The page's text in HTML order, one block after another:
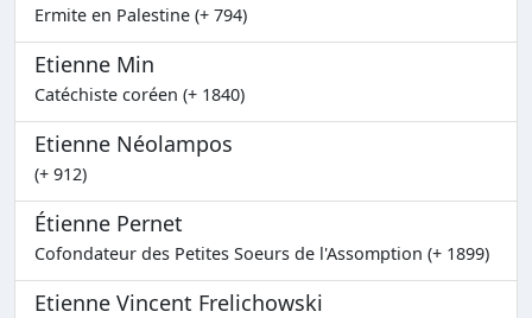
Ermite en Palestine (+ 794)
Etienne Min
Catéchiste coréen (+ 1840)
Etienne Néolampos
(+ 912)
Étienne Pernet
Cofondateur des Petites Soeurs de l'Assomption (+ 1899)
Etienne Vincent Frelichowski